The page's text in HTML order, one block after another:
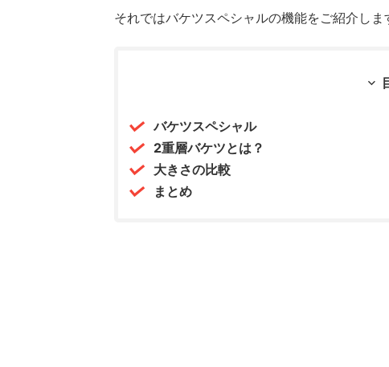
それではバケツスペシャルの機能をご紹介しま
バケツスペシャル
2重層バケツとは？
大きさの比較
まとめ